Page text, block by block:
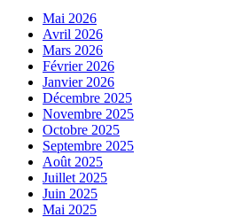
Mai 2026
Avril 2026
Mars 2026
Février 2026
Janvier 2026
Décembre 2025
Novembre 2025
Octobre 2025
Septembre 2025
Août 2025
Juillet 2025
Juin 2025
Mai 2025